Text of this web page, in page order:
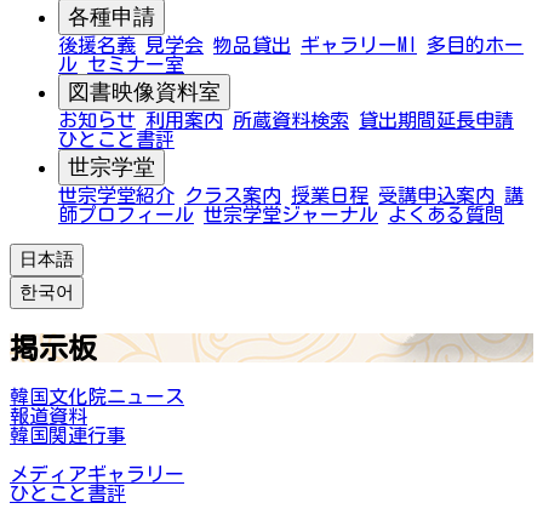
各種申請
後援名義 見学会 物品貸出 ギャラリーMI
多目的ホー
ル セミナー室
図書映像資料室
お知らせ 利用案内 所蔵資料検索
貸出期間延長申請
ひとこと書評
世宗学堂
世宗学堂紹介 クラス案内 授業日程 受講申込案内 講
師プロフィール 世宗学堂ジャーナル よくある質問
日本語
한국어
掲示板
韓国文化院ニュース
報道資料
韓国関連行事
メディアギャラリー
ひとこと書評